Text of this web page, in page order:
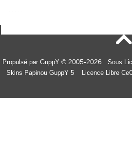

Propulsé par GuppY © 2005-2026
Sous
Skins Papinou GuppY 5
Licence Libre